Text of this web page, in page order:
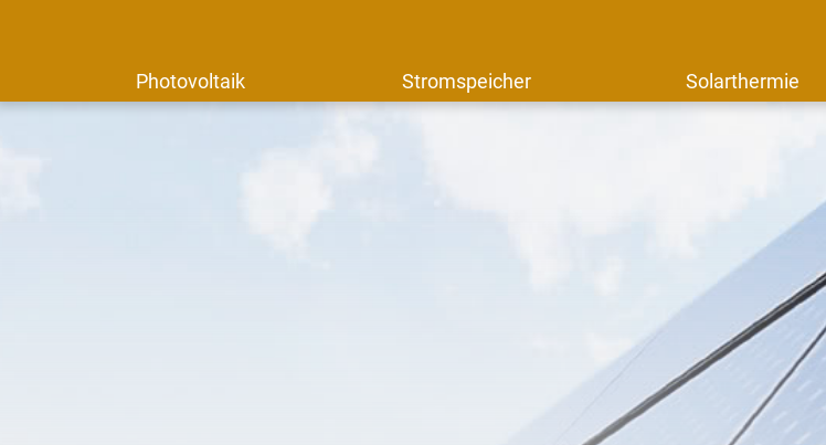
Photovoltaik Stromspeicher Solarthermie